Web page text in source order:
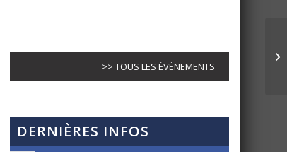
>> TOUS LES ÉVÈNEMENTS
DERNIÈRES INFOS